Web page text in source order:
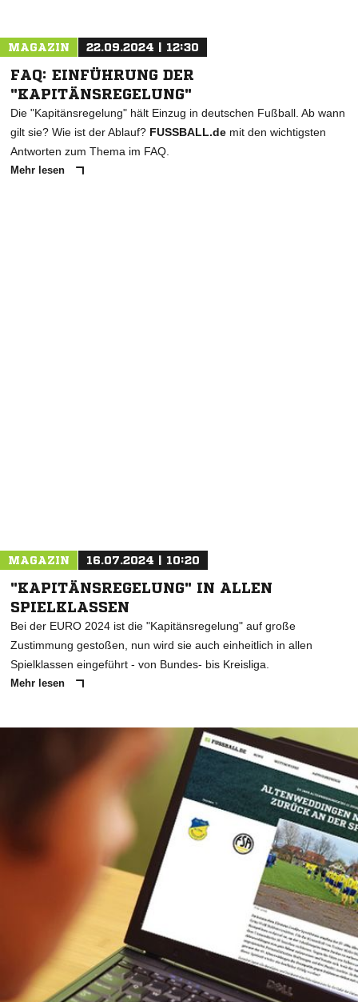
MAGAZIN 22.09.2024 | 12:30
FAQ: EINFÜHRUNG DER
"KAPITÄNSREGELUNG"
Die "Kapitänsregelung" hält Einzug in deutschen Fußball. Ab wann
gilt sie? Wie ist der Ablauf? FUSSBALL.de mit den wichtigsten
Antworten zum Thema im FAQ.
Mehr lesen
MAGAZIN 16.07.2024 | 10:20
"KAPITÄNSREGELUNG" IN ALLEN
SPIELKLASSEN
Bei der EURO 2024 ist die "Kapitänsregelung" auf große
Zustimmung gestoßen, nun wird sie auch einheitlich in allen
Spielklassen eingeführt - von Bundes- bis Kreisliga.
Mehr lesen